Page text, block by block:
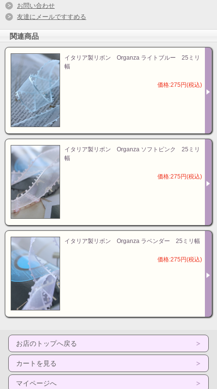
お問い合わせ
友達にメールですすめる
関連商品
イタリア製リボン Organza ライトブルー 25ミリ
幅
価格:275円(税込)
イタリア製リボン Organza ソフトピンク 25ミリ
幅
価格:275円(税込)
イタリア製リボン Organza ラベンダー 25ミリ幅
価格:275円(税込)
お店のトップへ戻る
カートを見る
マイページへ